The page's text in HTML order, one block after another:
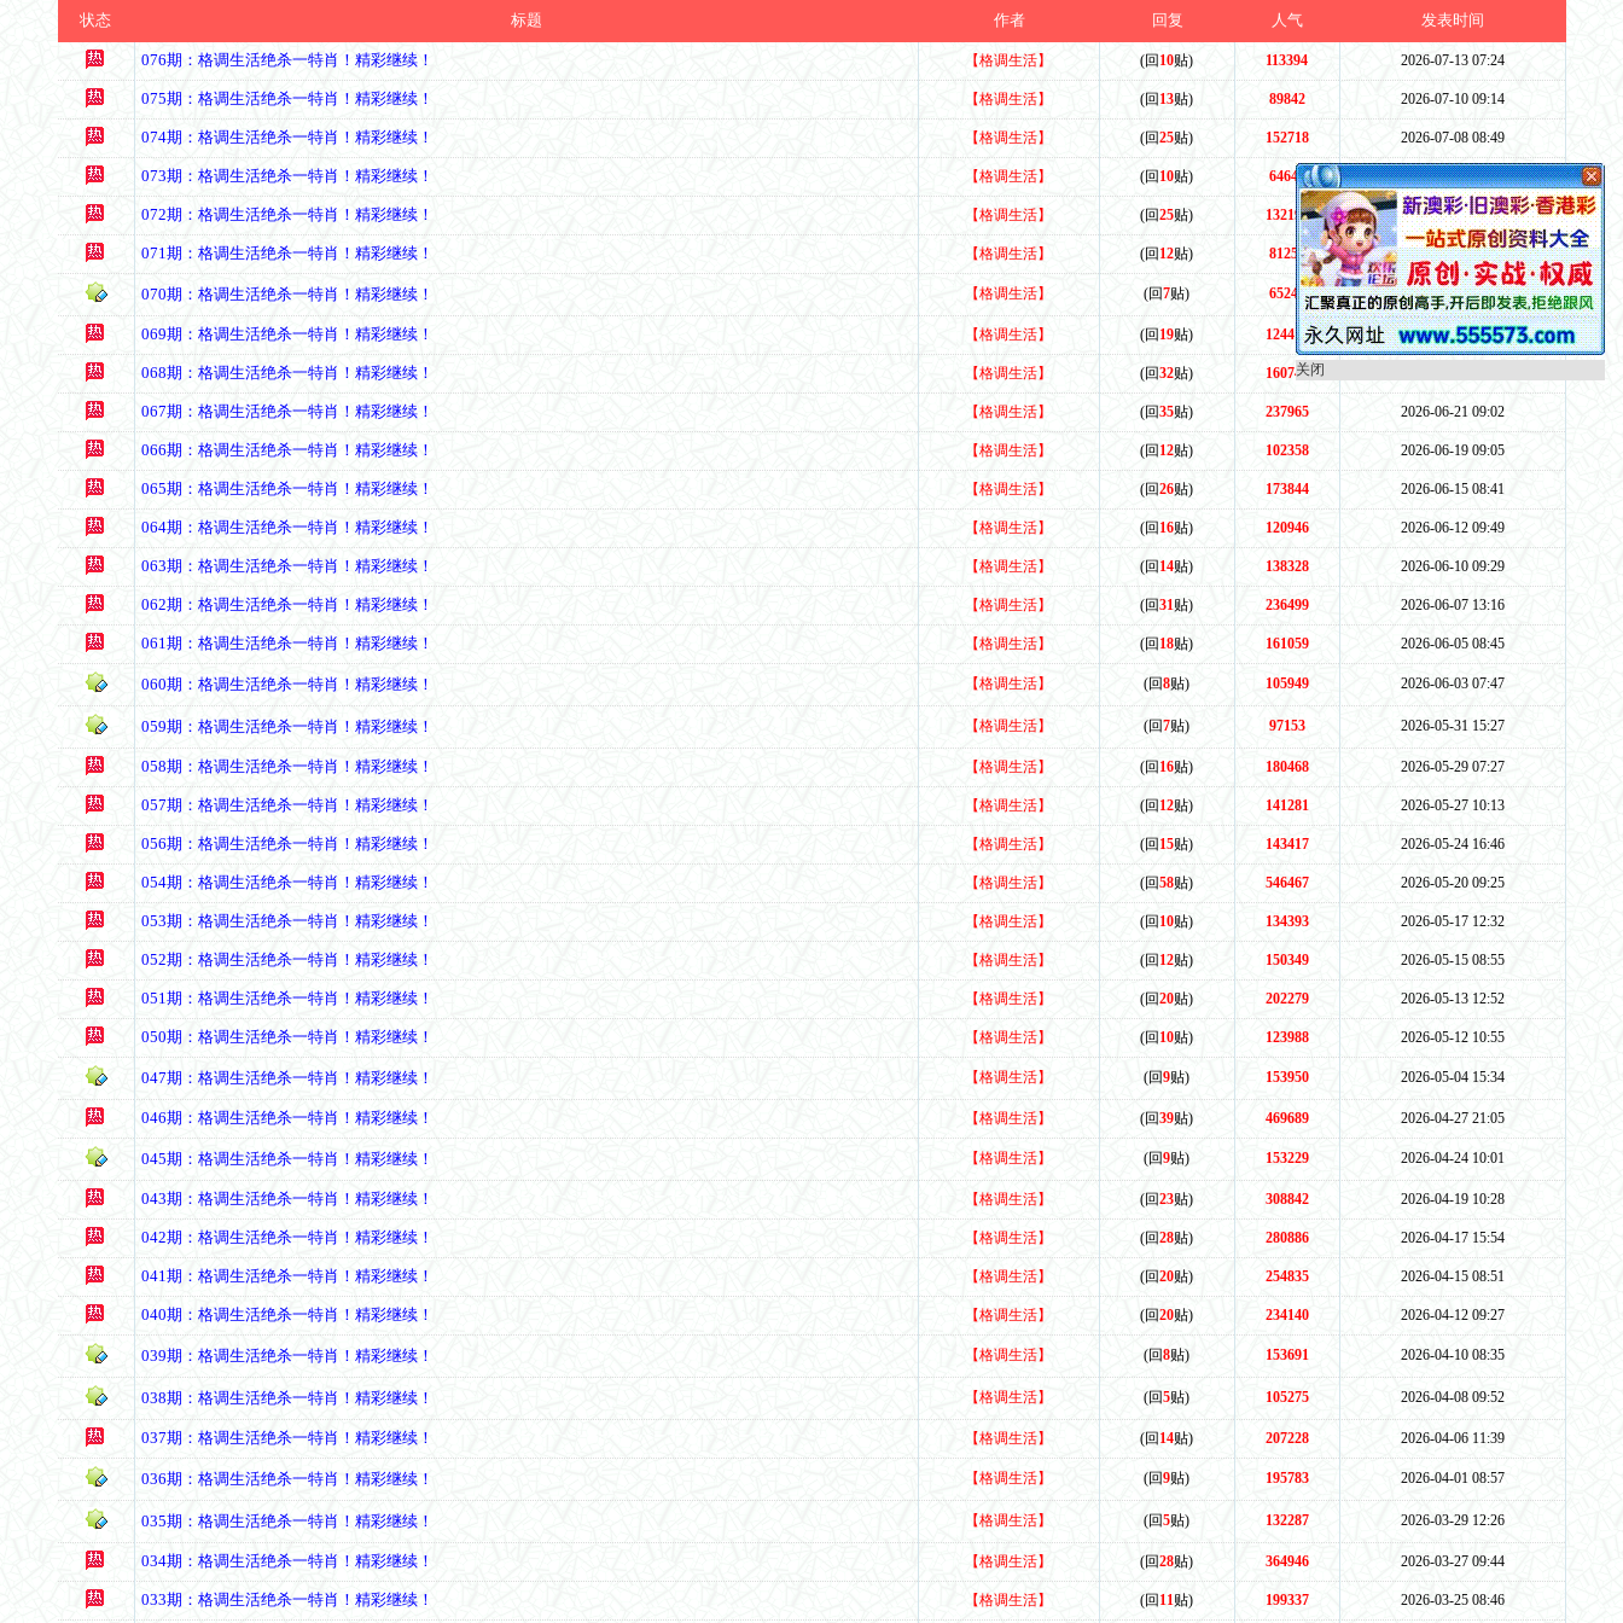
状态 标题 作者 回复 人气 发表时间
076期：格调生活绝杀一特肖！精彩继续！ 【格调生活】 (回 10贴) 113394 2026-07-13 07:24
075期：格调生活绝杀一特肖！精彩继续！ 【格调生活】 (回 13贴) 89842 2026-07-10 09:14
074期：格调生活绝杀一特肖！精彩继续！ 【格调生活】 (回25贴) 152718 2026-07-08 08:49
073期：格调生活绝杀一特肖！精彩继续！ 【格调生活】 (回 10贴) 64644 2026-07-06 08:01
072期：格调生活绝杀一特肖！精彩继续！ 【格调生活】 (回25贴) 132192 2026-07-03 10:33
071期：格调生活绝杀一特肖！精彩继续！ 【格调生活】 (回 12贴) 81253 2026-07-01 09:31
070期：格调生活绝杀一特肖！精彩继续！ 【格调生活】 (回7贴) 65243 2026-06-29 15:05
069期：格调生活绝杀一特肖！精彩继续！ 【格调生活】 (回 19贴) 124412 2026-06-26 08:07
068期：格调生活绝杀一特肖！精彩继续！ 【格调生活】 (回32贴) 160741
067期：格调生活绝杀一特肖！精彩继续！ 【格调生活】 (回35贴) 237965 2026-06-21 09:02
066期：格调生活绝杀一特肖！精彩继续！ 【格调生活】 (回 12贴) 102358 2026-06-19 09:05
065期：格调生活绝杀一特肖！精彩继续！ 【格调生活】 (回26贴) 173844 2026-06-15 08:41
064期：格调生活绝杀一特肖！精彩继续！ 【格调生活】 (回 16贴) 120946 2026-06-12 09:49
063期：格调生活绝杀一特肖！精彩继续！ 【格调生活】 (回 14贴) 138328 2026-06-10 09:29
062期：格调生活绝杀一特肖！精彩继续！ 【格调生活】 (回31贴) 236499 2026-06-07 13:16
061期：格调生活绝杀一特肖！精彩继续！ 【格调生活】 (回 18贴) 161059 2026-06-05 08:45
060期：格调生活绝杀一特肖！精彩继续！ 【格调生活】 (回8贴) 105949 2026-06-03 07:47
059期：格调生活绝杀一特肖！精彩继续！ 【格调生活】 (回7贴) 97153 2026-05-31 15:27
058期：格调生活绝杀一特肖！精彩继续！ 【格调生活】 (回 16贴) 180468 2026-05-29 07:27
057期：格调生活绝杀一特肖！精彩继续！ 【格调生活】 (回 12贴) 141281 2026-05-27 10:13
056期：格调生活绝杀一特肖！精彩继续！ 【格调生活】 (回 15贴) 143417 2026-05-24 16:46
054期：格调生活绝杀一特肖！精彩继续！ 【格调生活】 (回58贴) 546467 2026-05-20 09:25
053期：格调生活绝杀一特肖！精彩继续！ 【格调生活】 (回 10贴) 134393 2026-05-17 12:32
052期：格调生活绝杀一特肖！精彩继续！ 【格调生活】 (回 12贴) 150349 2026-05-15 08:55
051期：格调生活绝杀一特肖！精彩继续！ 【格调生活】 (回20贴) 202279 2026-05-13 12:52
050期：格调生活绝杀一特肖！精彩继续！ 【格调生活】 (回 10贴) 123988 2026-05-12 10:55
047期：格调生活绝杀一特肖！精彩继续！ 【格调生活】 (回9贴) 153950 2026-05-04 15:34
046期：格调生活绝杀一特肖！精彩继续！ 【格调生活】 (回39贴) 469689 2026-04-27 21:05
045期：格调生活绝杀一特肖！精彩继续！ 【格调生活】 (回9贴) 153229 2026-04-24 10:01
043期：格调生活绝杀一特肖！精彩继续！ 【格调生活】 (回23贴) 308842 2026-04-19 10:28
042期：格调生活绝杀一特肖！精彩继续！ 【格调生活】 (回28贴) 280886 2026-04-17 15:54
041期：格调生活绝杀一特肖！精彩继续！ 【格调生活】 (回20贴) 254835 2026-04-15 08:51
040期：格调生活绝杀一特肖！精彩继续！ 【格调生活】 (回20贴) 234140 2026-04-12 09:27
039期：格调生活绝杀一特肖！精彩继续！ 【格调生活】 (回8贴) 153691 2026-04-10 08:35
038期：格调生活绝杀一特肖！精彩继续！ 【格调生活】 (回5贴) 105275 2026-04-08 09:52
037期：格调生活绝杀一特肖！精彩继续！ 【格调生活】 (回 14贴) 207228 2026-04-06 11:39
036期：格调生活绝杀一特肖！精彩继续！ 【格调生活】 (回9贴) 195783 2026-04-01 08:57
035期：格调生活绝杀一特肖！精彩继续！ 【格调生活】 (回5贴) 132287 2026-03-29 12:26
034期：格调生活绝杀一特肖！精彩继续！ 【格调生活】 (回28贴) 364946 2026-03-27 09:44
033期：格调生活绝杀一特肖！精彩继续！ 【格调生活】 (回 11贴) 199337 2026-03-25 08:46
关闭